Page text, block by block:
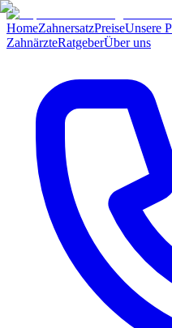
HomeZahnersatzPreiseUnsere
ZahnärzteRatgeberÜber uns